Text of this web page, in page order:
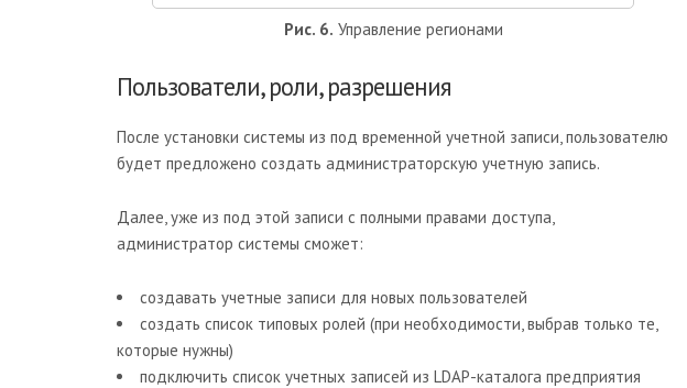
Рис. 6. Управление регионами
Пользователи, роли, разрешения
После установки системы из под временной учетной записи, пользователю
будет предложено создать администраторскую учетную запись.
Далее, уже из под этой записи с полными правами доступа,
администратор системы сможет:
создавать учетные записи для новых пользователей
создать список типовых ролей (при необходимости, выбрав только те,
которые нужны)
подключить список учетных записей из LDAP-каталога предприятия